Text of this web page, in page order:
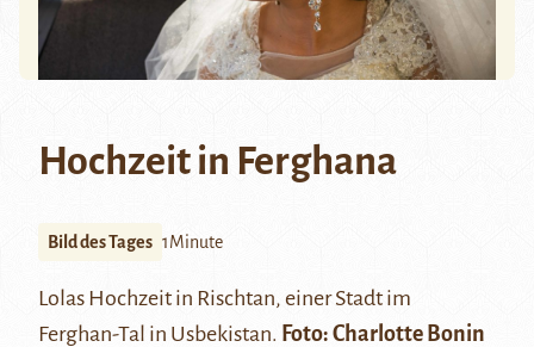
Hochzeit in Ferghana
Bild des Tages 1Minute
Lolas Hochzeit in Rischtan, einer Stadt im
Ferghan-Tal in Usbekistan. Foto: Charlotte Bonin